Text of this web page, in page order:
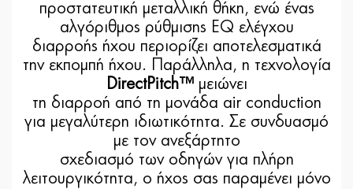
προστατευτική μεταλλική θήκη, ενώ ένας
αλγόριθμος ρύθμισης EQ ελέγχου
διαρροής ήχου περιορίζει αποτελεσματικά
την εκπομπή ήχου. Παράλληλα, η τεχνολογία
DirectPitch™μειώνει
τη διαρροή από τη μονάδα air conduction
για μεγαλύτερη ιδιωτικότητα. Σε συνδυασμό
με τον ανεξάρτητο
σχεδιασμό των οδηγών για πλήρη
λειτουργικότητα, ο ήχος σας παραμένει μόνο